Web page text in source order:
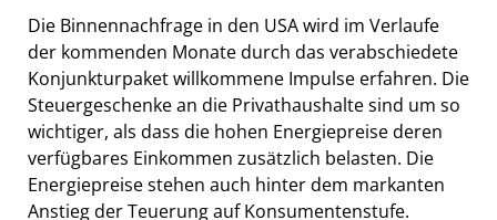
Die Binnennachfrage in den USA wird im Verlaufe
der kommenden Monate durch das verabschiedete
Konjunkturpaket willkommene Impulse erfahren. Die
Steuergeschenke an die Privathaushalte sind um so
wichtiger, als dass die hohen Energiepreise deren
verfügbares Einkommen zusätzlich belasten. Die
Energiepreise stehen auch hinter dem markanten
Anstieg der Teuerung auf Konsumentenstufe.